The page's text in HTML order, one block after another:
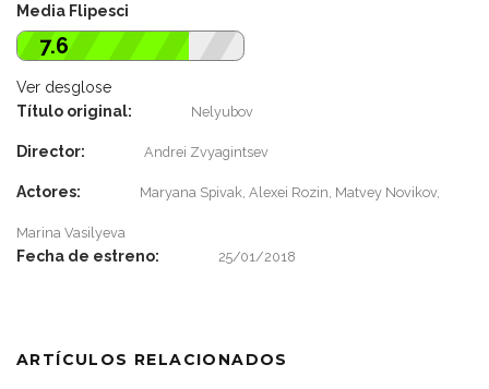
Media Flipesci
7.6
Ver desglose
Título original:
Nelyubov
Director: Andrei Zvyagintsev
Actores: Maryana Spivak, Alexei Rozin, Matvey Novikov,
Marina Vasilyeva
Fecha de estreno: 25/01/2018
ARTÍCULOS RELACIONADOS